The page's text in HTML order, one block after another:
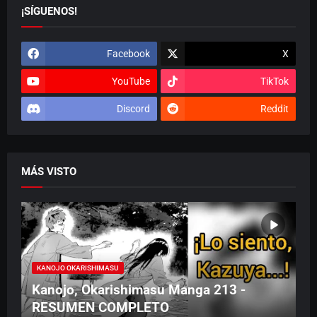
¡SÍGUENOS!
Facebook X
YouTube TikTok
Discord Reddit
MÁS VISTO
KANOJO OKARISHIMASU
Kanojo, Okarishimasu Manga 213 -
RESUMEN COMPLETO